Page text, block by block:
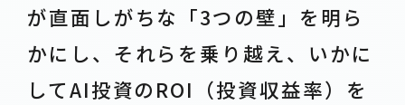
が直面しがちな「3つの壁」を明ら
かにし、それらを乗り越え、いかに
してAI投資のROI（投資収益率）を